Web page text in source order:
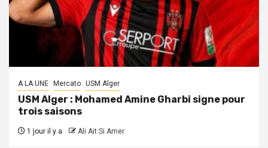
A LA UNE Mercato USM Alger
USM Alger : Mohamed Amine Gharbi signe pour
trois saisons
1 jour il y a Ali Ait Si Amer